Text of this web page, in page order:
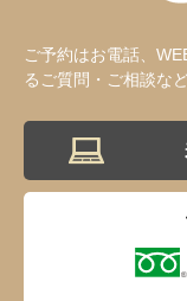
ご予約はお電話、
るご質問・ご相談な